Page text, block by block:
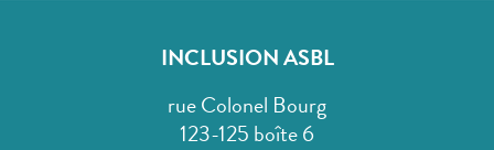
INCLUSION ASBL
rue Colonel Bourg
123-125 boîte 6